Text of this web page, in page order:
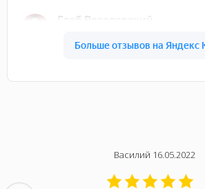
Василий 16.05.2022